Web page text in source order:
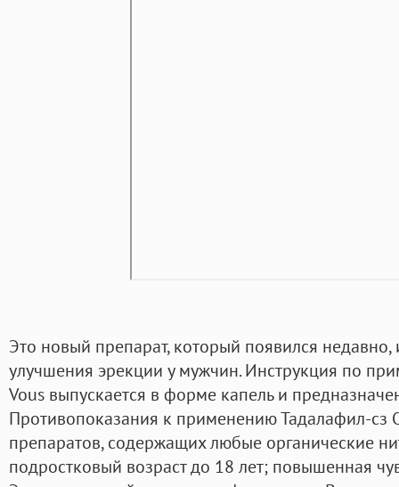
Это новый препарат, который появился недавно,
улучшения эрекции у мужчин. Инструкция по
Vous выпускается в форме капель и
Противопоказания к применению Тадалафил-
препаратов, содержащих любые органические
подростковый возраст до 18 лет; повышенная